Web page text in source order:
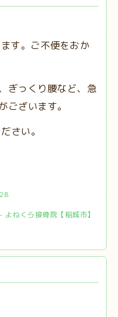
す。ご不便をおか
ぎっくり腰など、急
ございます。
さい。
よねくら接骨院【稲城市】